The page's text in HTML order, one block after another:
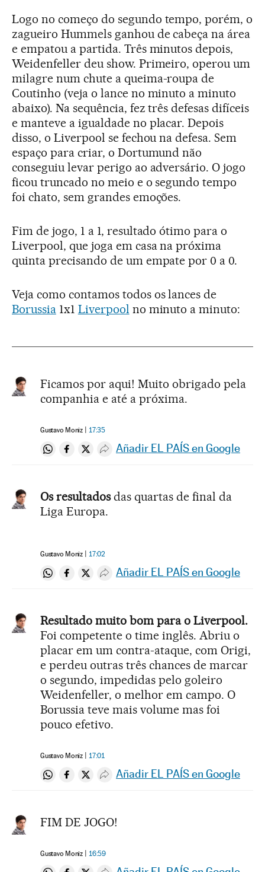
Logo no começo do segundo tempo, porém, o
zagueiro Hummels ganhou de cabeça na área
e empatou a partida. Três minutos depois,
Weidenfeller deu show. Primeiro, operou um
milagre num chute a queima-roupa de
Coutinho (veja o lance no minuto a minuto
abaixo). Na sequência, fez três defesas difíceis
e manteve a igualdade no placar. Depois
disso, o Liverpool se fechou na defesa. Sem
espaço para criar, o Dortumund não
conseguiu levar perigo ao adversário. O jogo
ficou truncado no meio e o segundo tempo
foi chato, sem grandes emoções.
Fim de jogo, 1 a 1, resultado ótimo para o
Liverpool, que joga em casa na próxima
quinta precisando de um empate por 0 a 0.
Veja como contamos todos os lances de
Borussia1x1 Liverpool no minuto a minuto:
Ficamos por aqui! Muito obrigado pela
companhia e até a próxima.
Gustavo Moniz 17:35
Compartir en Whatsapp
Compartir en Facebook
Compartir en Twitter
Desplegar Redes Sociales
Añadir EL PAÍS en Google
Os resultadosdas quartas de final da
Liga Europa.
Gustavo Moniz 17:02
Compartir en Whatsapp
Compartir en Facebook
Compartir en Twitter
Desplegar Redes Sociales
Añadir EL PAÍS en Google
Resultado muito bom para o Liverpool.
Foi competente o time inglês. Abriu o
placar em um contra-ataque, com Origi,
e perdeu outras três chances de marcar
o segundo, impedidas pelo goleiro
Weidenfeller, o melhor em campo. O
Borussia teve mais volume mas foi
pouco efetivo.
Gustavo Moniz 17:01
Compartir en Whatsapp
Compartir en Facebook
Compartir en Twitter
Desplegar Redes Sociales
Añadir EL PAÍS en Google
FIM DE JOGO!
Gustavo Moniz 16:59